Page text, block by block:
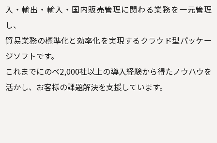
入・輸出・輸入・国内販売管理に関わる業務を一元管理
し、
貿易業務の標準化と効率化を実現するクラウド型パッケー
ジソフトです。
これまでにのべ2,000社以上の導入経験から得たノウハウを
活かし、お客様の課題解決を支援しています。